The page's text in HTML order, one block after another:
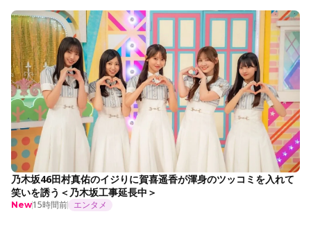
乃木坂46田村真佑のイジりに賀喜遥香が渾身のツッコミを入れて
笑いを誘う＜乃木坂工事延長中＞
New15時間前 エンタメ